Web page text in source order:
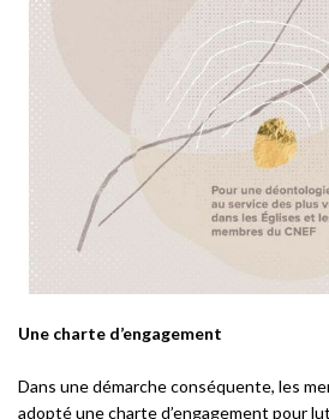
Une charte d’engagement
Dans une démarche conséquente, les
adopté une charte d’engagement pour